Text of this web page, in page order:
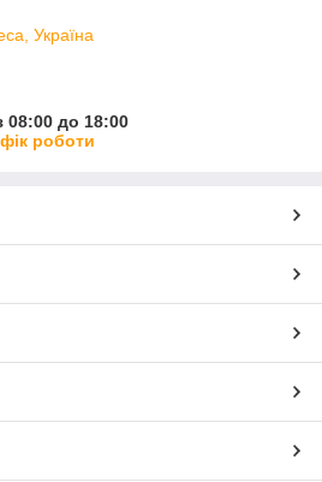
Україна
08:00 до 18:00
роботи